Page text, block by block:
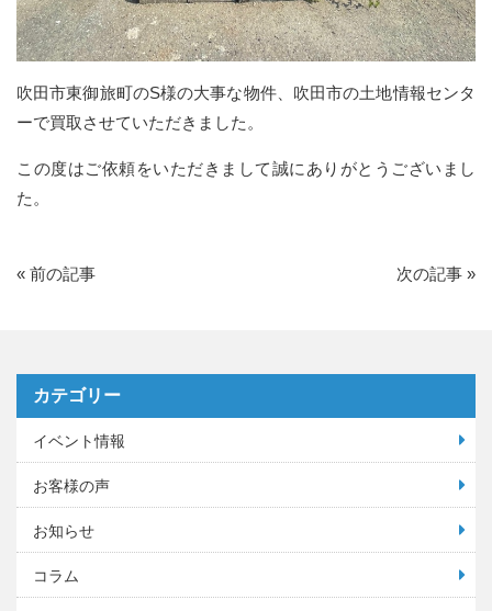
吹田市東御旅町のS様の大事な物件、吹田市の土地情報センタ
ーで買取させていただきました。
この度はご依頼をいただきまして誠にありがとうございまし
た。
« 前の記事 次の記事 »
カテゴリー
イベント情報
お客様の声
お知らせ
コラム